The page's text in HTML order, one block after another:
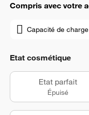
Compris avec votre
Capacité de
Etat cosmétique
Etat parfait
Épuisé